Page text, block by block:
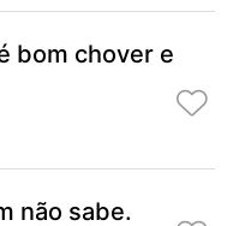
bom chover e
não sabe.